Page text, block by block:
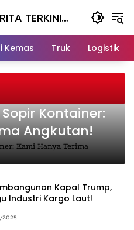
TERKINI
INI
Kemas Truk Logistik
Sopir Kontainer:
Angkutan!
Kapal Trump,
Industri Kargo Laut!
2025